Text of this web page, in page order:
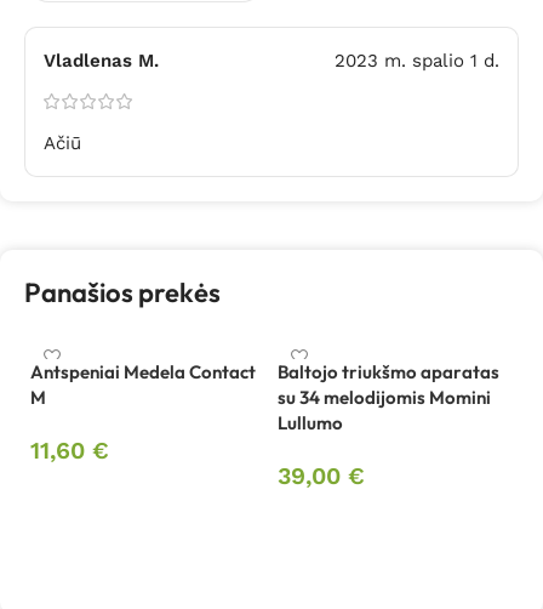
Vladlenas M. 2023 m. spalio 1 d.
Ačiū
Panašios prekės
Antspeniai Medela Contact
M
11,60 €
Baltojo triukšmo aparatas
su 34 melodijomis Momini
Lullumo
39,00 €